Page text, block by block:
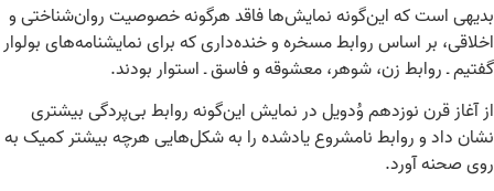
بدیهی است که این‌گونه نمایش‌ها فاقد هرگونه خصوصیت روان‌شناختی و
اخلاقی، بر اساس روابط مسخره و خنده‌داری که برای نمایشنامه‌های بولوار
گفتیم ـ روابط زن، شوهر، معشوقه و فاسق ـ استوار بودند.
از آغاز قرن نوزدهم وُدویل در نمایش این‌گونه روابط بی‌پردگی بیشتری
نشان داد و روابط نامشروع یادشده را به شکل‌هایی هرچه بیشتر کمیک به
روی صحنه آورد.